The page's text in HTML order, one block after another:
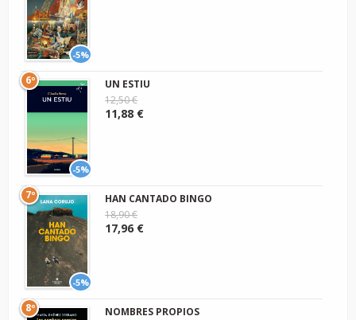
-5%
-5%
6º
UN ESTIU
12,50 €
11,88 €
-5%
7º
HAN CANTADO BINGO
18,90 €
17,96 €
8º
NOMBRES PROPIOS